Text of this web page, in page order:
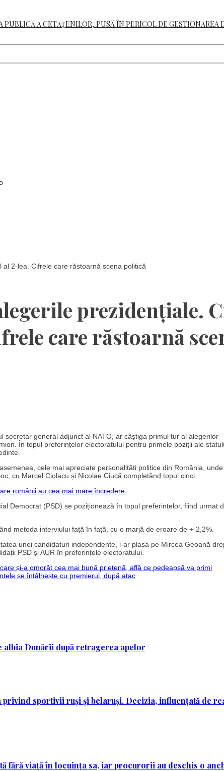
A CETĂȚENILOR, PUSĂ ÎN PERICOL DE GESTIONAREA
2-lea. Cifrele care răstoarnă scena politică
prezidențiale.
care răstoarnă
general adjunct al NATO, ar câștiga primul tur al alegerilor
În topul preferințelor electoratului pentru primele poziții ale
cele mai apreciate personalități politice din România,
cu Marcel Ciolacu și Nicolae Ciucă completând topul cinci.
românii au cea mai mare încredere
Democrat (PSD) se poziționează în topul preferințelor, fiind urmat
metoda interviului față în față, cu o marjă de eroare de +-2,2%.
unei candidaturi independente, l-ar plasa pe Mircea Geoană
PSD și AUR în preferințele electoratului.
și-a omorât cea mai bună prietenă, află ce pedeapsă va primi
se întâlnește cu premierul, după atac
albia Dunării după retragerea apelor
sportivii ruși și belaruși. Decizia, influențată de
fără viață în locuința sa, iar procurorii au deschis o